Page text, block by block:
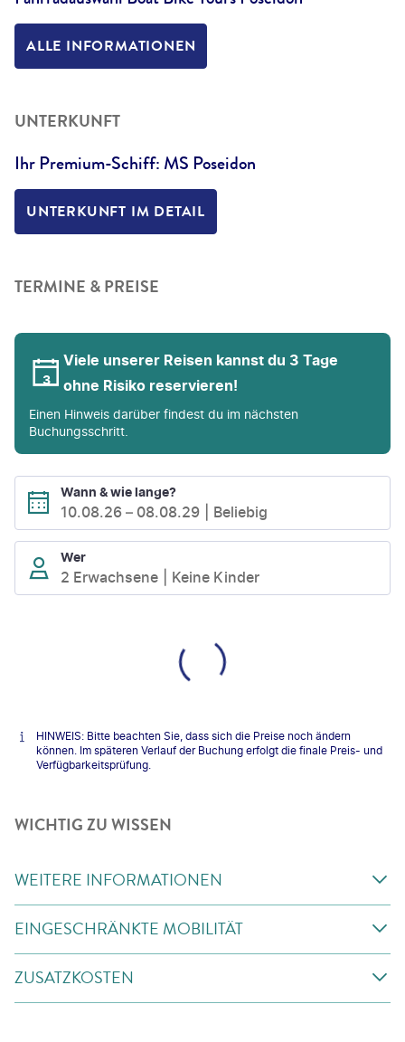
ALLE INFORMATIONEN
UNTERKUNFT
Ihr Premium-Schiff: MS Poseidon
UNTERKUNFT IM DETAIL
TERMINE & PREISE
Viele unserer Reisen kannst du 3 Tage
ohne Risiko reservieren!
Einen Hinweis darüber findest du im nächsten
Buchungsschritt.
Wann & wie lange?
10.08.26 – 08.08.29 Beliebig
Wer
2 Erwachsene Keine Kinder
HINWEIS: Bitte beachten Sie, dass sich die Preise noch ändern
können. Im späteren Verlauf der Buchung erfolgt die finale Preis- und
Verfügbarkeitsprüfung.
WICHTIG ZU WISSEN
WEITERE INFORMATIONEN
EINGESCHRÄNKTE MOBILITÄT
ZUSATZKOSTEN